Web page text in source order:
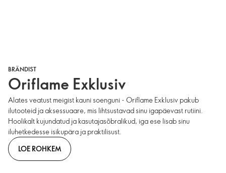
BRÄNDIST
Oriflame Exklusiv
Alates veatust meigist kauni soenguni - Oriflame Exklusiv pakub
ilutooteid ja aksessuaare, mis lihtsustavad sinu igapäevast rutiini.
Hoolikalt kujundatud ja kasutajasõbralikud, iga ese lisab sinu
iluhetkedesse isikupära ja praktilisust.
LOE ROHKEM